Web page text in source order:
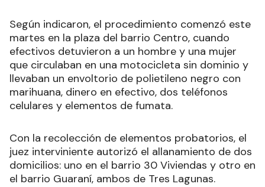
Según indicaron, el procedimiento comenzó este
martes en la plaza del barrio Centro, cuando
efectivos detuvieron a un hombre y una mujer
que circulaban en una motocicleta sin dominio y
llevaban un envoltorio de polietileno negro con
marihuana, dinero en efectivo, dos teléfonos
celulares y elementos de fumata.
Con la recolección de elementos probatorios, el
juez interviniente autorizó el allanamiento de dos
domicilios: uno en el barrio 30 Viviendas y otro en
el barrio Guaraní, ambos de Tres Lagunas.